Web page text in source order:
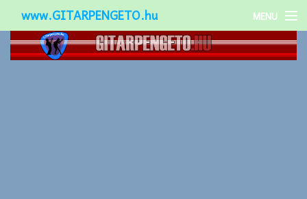
www.GITARPENGETO.hu MENU
Népszerű-